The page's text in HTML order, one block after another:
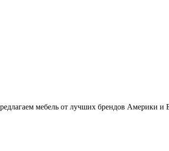
мебель от лучших брендов Америки и